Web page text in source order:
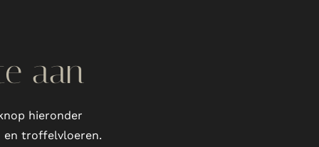
aan
hieronder
en troffelvloeren.